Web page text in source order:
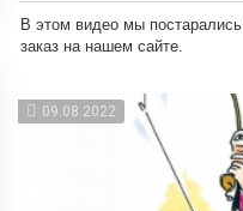
В этом видео мы
заказ на нашем сайте.
09.08.2022